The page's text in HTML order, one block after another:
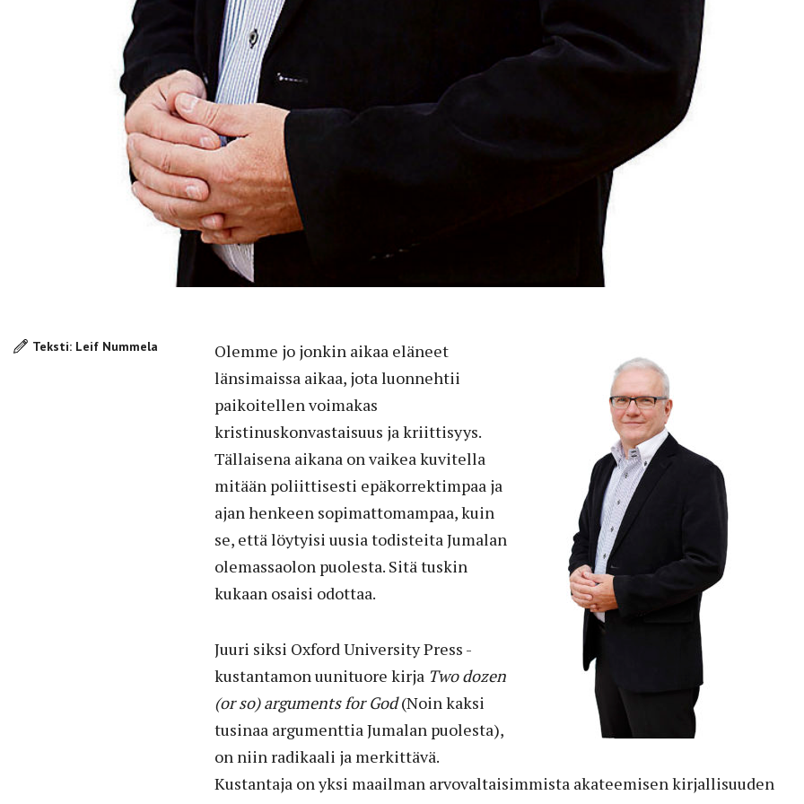
Teksti: Leif Nummela
Olemme jo jonkin aikaa eläneet
länsimaissa aikaa, jota luonnehtii
paikoitellen voimakas
kristinuskonvastaisuus ja kriittisyys.
Tällaisena aikana on vaikea kuvitella
mitään poliittisesti epäkorrektimpaa ja
ajan henkeen sopimattomampaa, kuin
se, että löytyisi uusia todisteita Jumalan
olemassaolon puolesta. Sitä tuskin
kukaan osaisi odottaa.
Juuri siksi Oxford University Press -
kustantamon uunituore kirja Two dozen
(or so) arguments for God(Noin kaksi
tusinaa argumenttia Jumalan puolesta),
on niin radikaali ja merkittävä.
Kustantaja on yksi maailman arvovaltaisimmista akateemisen kirjallisuuden